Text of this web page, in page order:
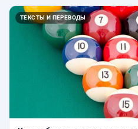
ТЕКСТЫ И ПЕРЕВОДЫ